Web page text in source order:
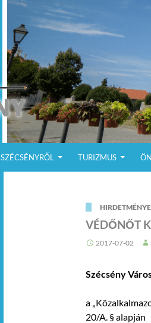
SZÉCSÉNYRŐL
TURIZMUS
VÉDŐNŐT
2017-07-02
Szécsény
a
20/A. § alapján